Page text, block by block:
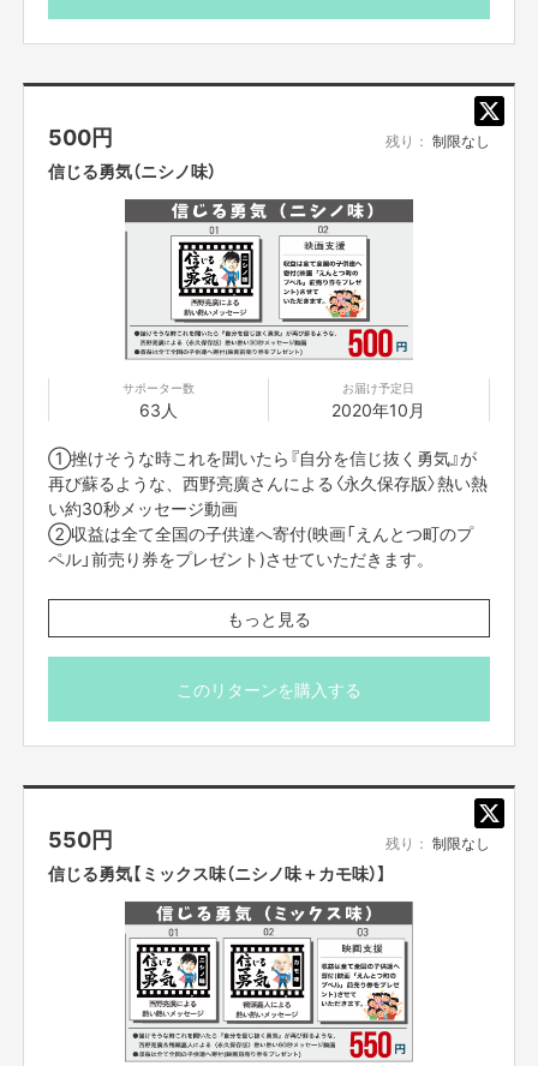
クラウドファンディングは終了致しました。
動画視聴権利を下記のクラウドファンディングで販売中です。
現在実施中のクラウドファンディング
2020/11/27 23:59まで
西野亮廣のマネージャー田村Pが六本木ヒルズ“ド真ん中”を映画『えんとつ町
のプペル』でジャックしようとしている。
そこで11月29日（日）に「鴨頭嘉人 × 西野亮廣のマネージャー田村P」コラボ
い‼そして関わった人全員から「めちゃくちゃ応援している」を西野亮廣に伝
※講演会場に来れない方は、オンライン視聴が可能です。
■ 他の方に限定リンクを共有されることは禁止です。
■ コラボ講演の参加（視聴）チケットは付いておりません、
別途リターンの購入をお願いします。
500円 残り： 制限なし
信じる勇気（ニシノ味）
サポーター数
63人
お届け予定日
2020年10月
①挫けそうな時これを聞いたら『自分を信じ抜く勇気』が
再び蘇るような、西野亮廣さんによる〈永久保存版〉熱い熱
い約30秒メッセージ動画
②収益は全て全国の子供達へ寄付(映画「えんとつ町のプ
ペル」前売り券をプレゼント)させていただきます。
■ 配信は「Vimeo」という配信システムを使用してお届けい
たします。限定リンクをクリックするだけで動画を見るこ
とができるため、アプリのダウンロードは必要ありませ
■ 他の方に限定リンクを共有されることは禁止です。
■ コラボ講演の参加（視聴）チケットは付いておりません、
別途リターンの購入をお願いします。
もっと見る
このリターンを購入する
550円 残り： 制限なし
信じる勇気【ミックス味（ニシノ味＋カモ味）】